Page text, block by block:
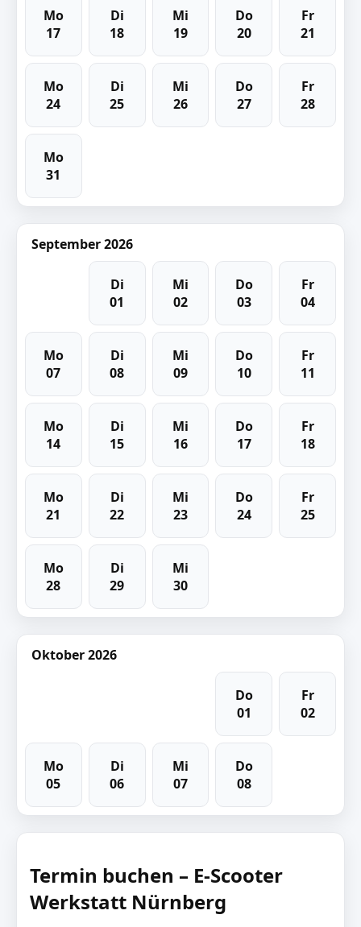
Mo
17
Di
18
Mi
19
Do
20
Fr
21
Mo
24
Di
25
Mi
26
Do
27
Fr
28
Mo
31
September 2026
Di
01
Mi
02
Do
03
Fr
04
Mo
07
Di
08
Mi
09
Do
10
Fr
11
Mo
14
Di
15
Mi
16
Do
17
Fr
18
Mo
21
Di
22
Mi
23
Do
24
Fr
25
Mo
28
Di
29
Mi
30
Oktober 2026
Do
01
Fr
02
Mo
05
Di
06
Mi
07
Do
08
Termin buchen – E-Scooter
Werkstatt Nürnberg